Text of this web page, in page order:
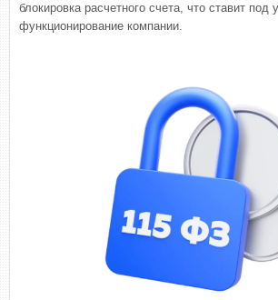
блокировка расчетного счета, что ставит под
функционирование компании.